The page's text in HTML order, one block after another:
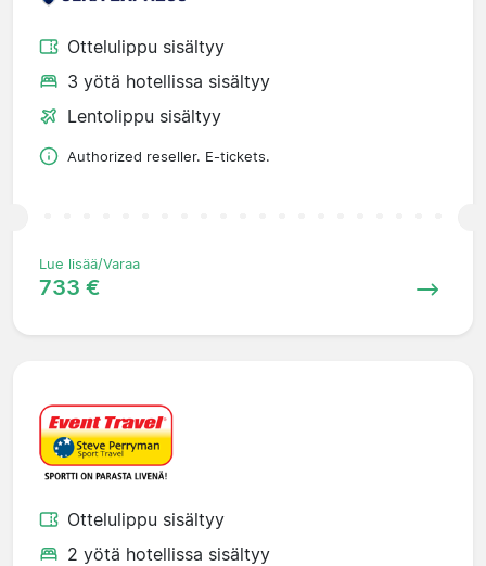
Ottelulippu sisältyy
3 yötä hotellissa sisältyy
Lentolippu sisältyy
Authorized reseller. E-tickets.
Lue lisää/Varaa
733 €
Ottelulippu sisältyy
2 yötä hotellissa sisältyy